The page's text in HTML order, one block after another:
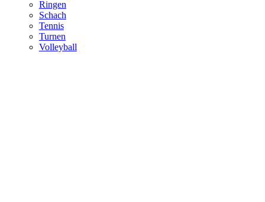
Ringen
Schach
Tennis
Turnen
Volleyball